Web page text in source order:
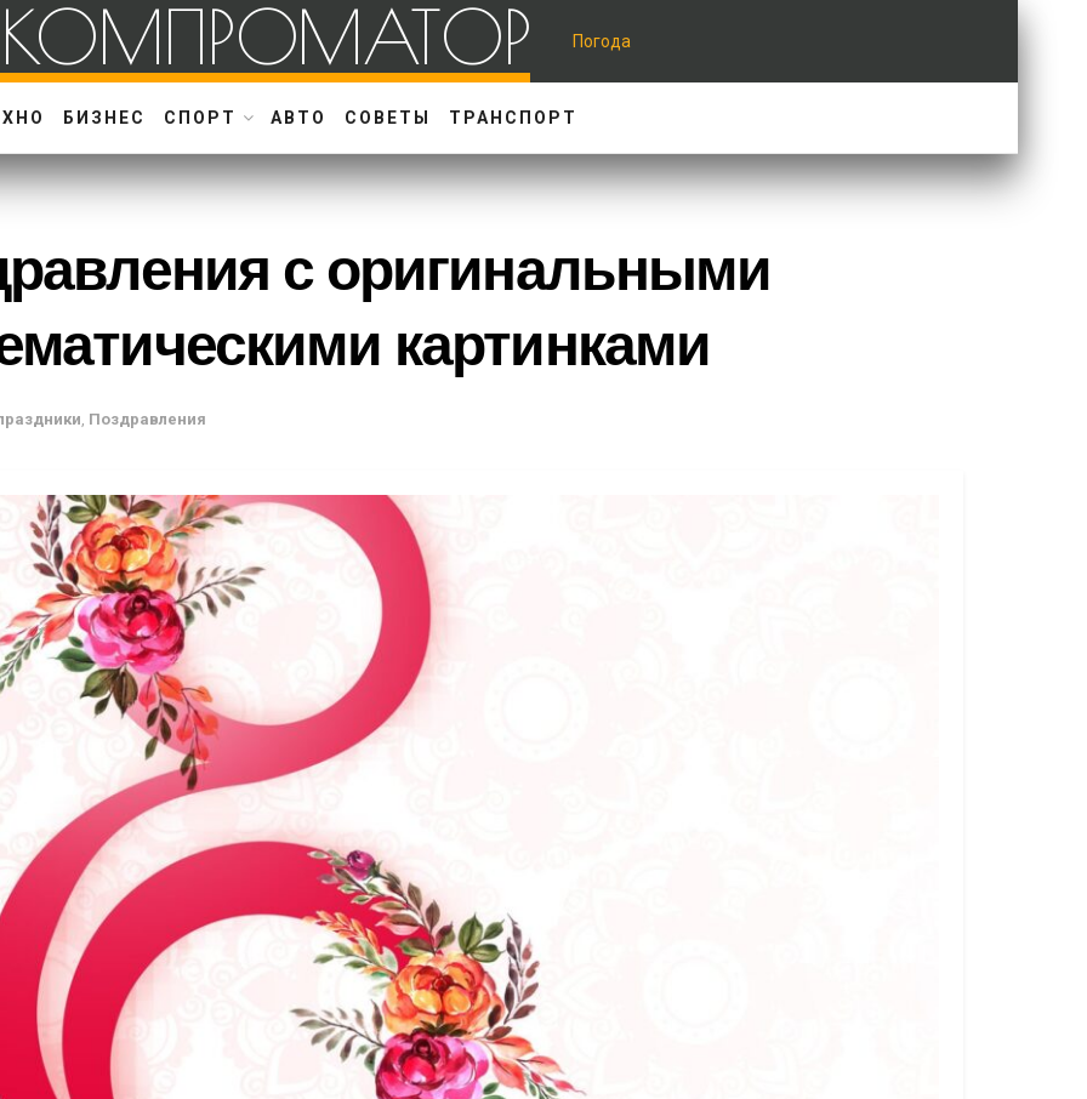
КОМПРОМАТОР Погода
БИЗНЕС СПОРТ АВТО СОВЕТЫ ТРАНСПОРТ
с оригинальными
картинками
, Поздравления